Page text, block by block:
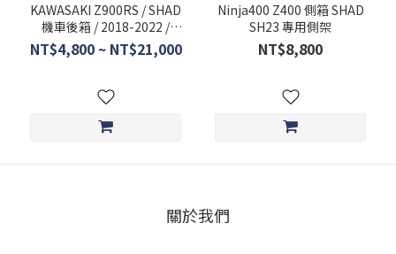
KAWASAKI Z900RS / SHAD
機車後箱 / 2018-2022 /
K0ZR98ST / 行李箱
NT$4,800 ~ NT$21,000
Ninja400 Z400 側箱 SHAD
SH23 專用側架
NT$8,800
關於我們